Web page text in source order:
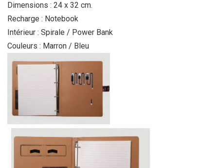
Dimensions : 24 x 32 cm.
Recharge : Notebook
Intérieur : Spirale / Power Bank
Couleurs : Marron / Bleu